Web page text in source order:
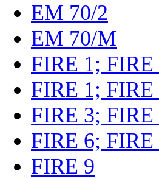
EM 70/2
EM 70/M
FIRE 1;
FIRE 1; FIRE
FIRE 3; FIRE
FIRE 6; FIRE
FIRE 9